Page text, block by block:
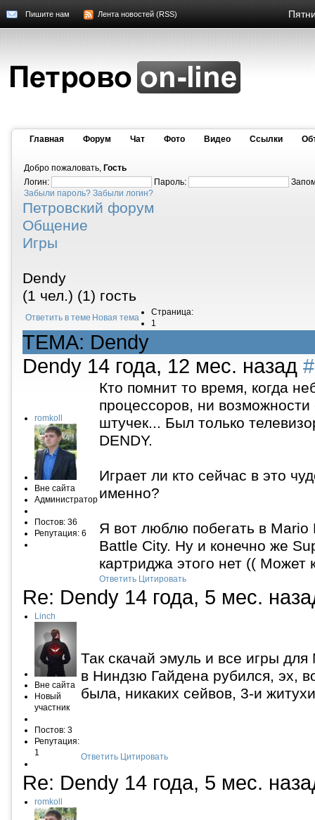
Пишите нам Лента новостей (RSS)
Главная Форум Чат Фото Видео Cсылки
Добро пожаловать, Гость
Логин:
Пароль:
Забыли пароль? Забыли логин?
Петровский форум
Общение
Игры
Dendy
(1 чел.) (1) гость
Ответить в теме Новая тема
Страница:
1
ТЕМА: Dendy
Dendy 14 года, 12 мес. назад
romkoll
Вне сайта
Администратор
Постов: 36
Репутация: 6
Кто помнит то время, когда
процессоров, ни
штучек... Был только
DENDY.
Играет ли кто сейчас в это
именно?
Я вот люблю побегать в
Battle City. Ну и конечно же
картриджа этого нет (( Может
Ответить Цитировать
Re: Dendy 14 года, 5 мес.
Linch
Вне сайта
Новый
участник
Постов: 3
Репутация:
1
Так скачай эмуль и все игры
в Ниндзю Гайдена рубился, эх,
была, никаких сейвов, 3-и
Ответить Цитировать
Re: Dendy 14 года, 5 мес.
romkoll